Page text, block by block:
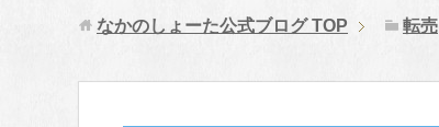
なかのしょーた公式ブログTOP 転売